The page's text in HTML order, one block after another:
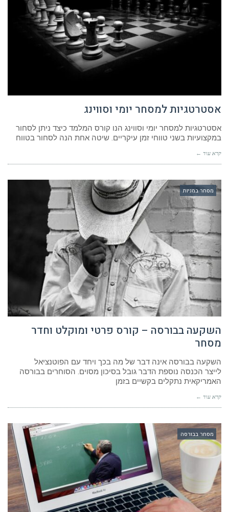
אסטרטגיות למסחר יומי וסווינג
אסטרטגיות למסחר יומי וסווינג הנו קורס המלמד כיצד ניתן לסחור
במקצועיות בשני טווחי זמן עיקריים. שיטה אחת הנה לסחור בטווח
קרא עוד ←
מסחר במניות
השקעה בבורסה – קורס פרטי ומוקלט וחדר
מסחר
השקעה בבורסה אינה דבר של מה בכך ויחד עם הפוטנציאל
לייצר הכנסה נוספת הדבר גובל בסיכון מסוים. הסוחרים בבורסה
האמריקאית נתקלים בקשיים בזמן
קרא עוד ←
מסחר בבורסה